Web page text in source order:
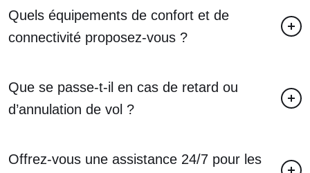
Quels équipements de confort et de
connectivité proposez-vous ?
Que se passe-t-il en cas de retard ou
d’annulation de vol ?
Offrez-vous une assistance 24/7 pour les